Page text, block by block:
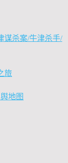
谋杀案/牛津杀手/
旅
地图